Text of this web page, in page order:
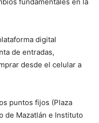
digital
de entradas,
desde el celular a
puntos fijos (Plaza
de Mazatlán e Instituto